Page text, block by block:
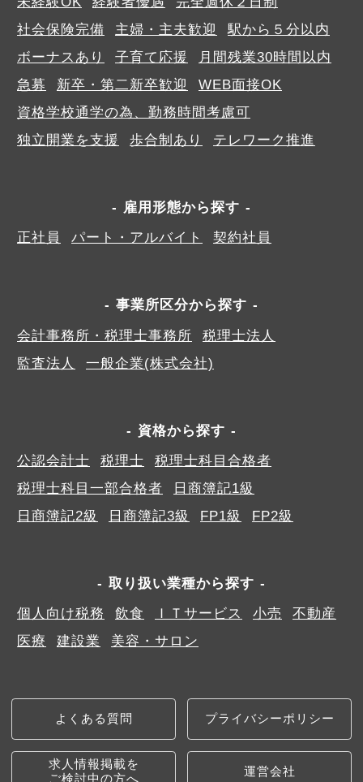
社会保険完備
主婦・主夫歓迎
駅から５分以内
ボーナスあり
子育て応援
月間残業30時間以内
急募
新卒・第二新卒歓迎
WEB面接OK
資格学校通学の為、勤務時間考慮可
独立開業を支援
歩合制あり テレワーク推進
雇用形態から探す
正社員
パート・アルバイト 契約社員
事業所区分から探す
会計事務所・税理士事務所
税理士法人
監査法人
一般企業(株式会社)
資格から探す
公認会計士
税理士
税理士科目合格者
税理士科目一部合格者
日商簿記1級
日商簿記2級
日商簿記3級 FP1級 FP2級
取り扱い業種から探す
個人向け税務
飲食 ＩＴサービス 小売
不動産
医療
建設業 美容・サロン
よくある質問 プライバシーポリシー
求人情報掲載を
ご検討中の方へ
運営会社